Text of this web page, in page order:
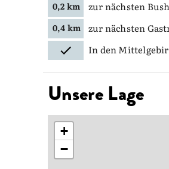
0,2 km zur nächsten
0,4 km zur nächsten
In den
Unsere Lage
+
−